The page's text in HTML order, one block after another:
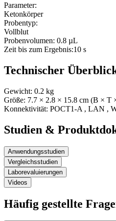
Parameter:
Ketonkörper
Probentyp:
Vollblut
Probenvolumen: 0.8 µL
Zeit bis zum Ergebnis:10 s
Technischer
Gewicht: 0.2 kg
Größe: 7.7 × 2.8 × 15.8 cm (B × T
Konnektivität: POCT1-A , LAN ,
Studien &
Anwendungsstudien
Vergleichsstudien
Laborevaluierungen
Videos
Häufig gestellte